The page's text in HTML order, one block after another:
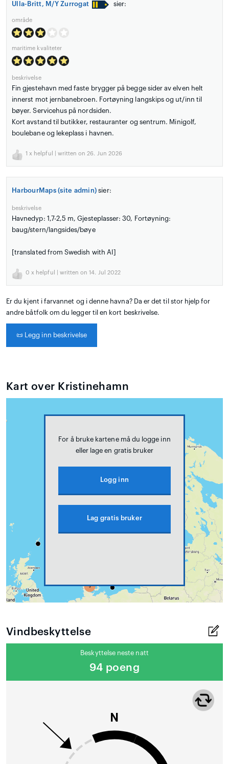
Ulla-Britt, M/Y Zurrogat sier:
område
maritime kvaliteter
beskrivelse
Fin gjestehavn med faste brygger på begge sider av elven helt
innerst mot jernbanebroen. Fortøyning langskips og ut/inn til
bøyer. Servicehus på nordsiden.
Kort avstand til butikker, restauranter og sentrum. Minigolf,
boulebane og lekeplass i havnen.
1 x helpful | written on 26. Jun 2026
HarbourMaps (site admin) sier:
beskrivelse
Havnedyp: 1,7-2,5 m, Gjesteplasser: 30, Fortøyning:
baug/stern/langsides/bøye
[translated from Swedish with AI]
0 x helpful | written on 14. Jul 2022
Er du kjent i farvannet og i denne havna? Da er det til stor hjelp for
andre båtfolk om du legger til en kort beskrivelse.
📜 Legg inn beskrivelse
Kart over Kristinehamn
For å bruke kartene må du logge inn
eller lage en gratis bruker
Logg inn
Lag gratis bruker
Vindbeskyttelse
Beskyttelse neste natt
94 poeng
N